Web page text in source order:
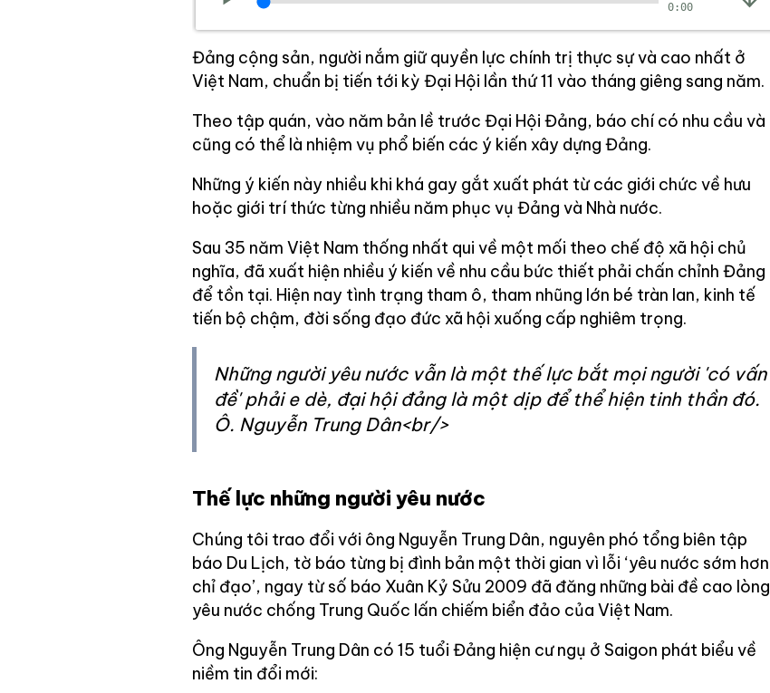
0:00
Đảng cộng sản, người nắm giữ quyền lực chính trị thực sự và cao nhất ở
Việt Nam, chuẩn bị tiến tới kỳ Đại Hội lần thứ 11 vào tháng giêng sang năm.
Theo tập quán, vào năm bản lề trước Đại Hội Đảng, báo chí có nhu cầu và
cũng có thể là nhiệm vụ phổ biến các ý kiến xây dựng Đảng.
Những ý kiến này nhiều khi khá gay gắt xuất phát từ các giới chức về hưu
hoặc giới trí thức từng nhiều năm phục vụ Đảng và Nhà nước.
Sau 35 năm Việt Nam thống nhất qui về một mối theo chế độ xã hội chủ
nghĩa, đã xuất hiện nhiều ý kiến về nhu cầu bức thiết phải chấn chỉnh Đảng
để tồn tại. Hiện nay tình trạng tham ô, tham nhũng lớn bé tràn lan, kinh tế
tiến bộ chậm, đời sống đạo đức xã hội xuống cấp nghiêm trọng.
Những người yêu nước vẫn là một thế lực bắt mọi người 'có vấn
đề' phải e dè, đại hội đảng là một dịp để thể hiện tinh thần đó.
Ô. Nguyễn Trung Dân<br/>
Thế lực những người yêu nước
Chúng tôi trao đổi với ông Nguyễn Trung Dân, nguyên phó tổng biên tập
báo Du Lịch, tờ báo từng bị đình bản một thời gian vì lỗi ‘yêu nước sớm hơn
chỉ đạo’, ngay từ số báo Xuân Kỷ Sửu 2009 đã đăng những bài đề cao lòng
yêu nước chống Trung Quốc lấn chiếm biển đảo của Việt Nam.
Ông Nguyễn Trung Dân có 15 tuổi Đảng hiện cư ngụ ở Saigon phát biểu về
niềm tin đổi mới: